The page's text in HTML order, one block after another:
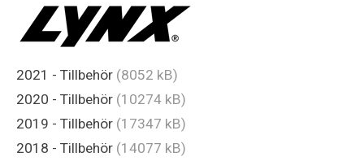
2021 - Tillbehör (8052 kB)
2020 - Tillbehör (10274 kB)
2019 - Tillbehör (17347 kB)
2018 - Tillbehör (14077 kB)